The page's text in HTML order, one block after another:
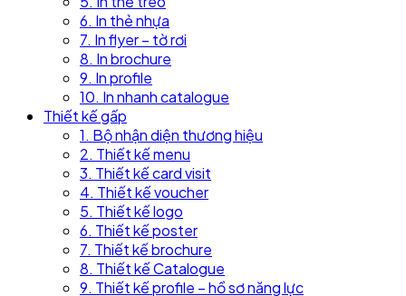
6. In thẻ nhựa
7. In flyer – tờ rơi
8. In brochure
9. In profile
10. In nhanh catalogue
Thiết kế gấp
1. Bộ nhận diện thương hiệu
2. Thiết kế menu
3. Thiết kế card visit
4. Thiết kế voucher
5. Thiết kế logo
6. Thiết kế poster
7. Thiết kế brochure
8. Thiết kế Catalogue
9. Thiết kế profile – hồ sơ năng lực